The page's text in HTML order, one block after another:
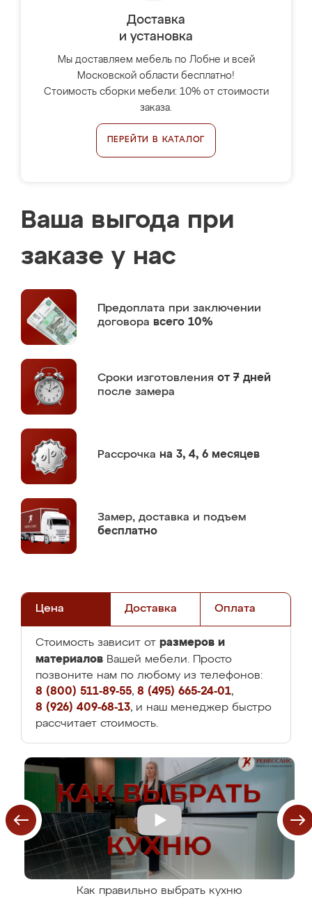
Доставка
и установка
Мы доставляем мебель по Лобне и всей
Московской области бесплатно!
Стоимость сборки мебели: 10% от стоимости
заказа.
ПЕРЕЙТИ В КАТАЛОГ
Ваша выгода при
заказе у нас
Предоплата при заключении
договора всего 10%
Сроки изготовления от 7 дней
после замера
Рассрочка на 3, 4, 6 месяцев
Замер, доставка и подъем
бесплатно
Цена Доставка Оплата
Стоимость зависит от размеров и
материалов Вашей мебели. Просто
позвоните нам по любому из телефонов:
8 (800) 511-89-55, 8 (495) 665-24-01,
8 (926) 409-68-13, и наш менеджер быстро
рассчитает стоимость.
Как правильно выбрать кухню